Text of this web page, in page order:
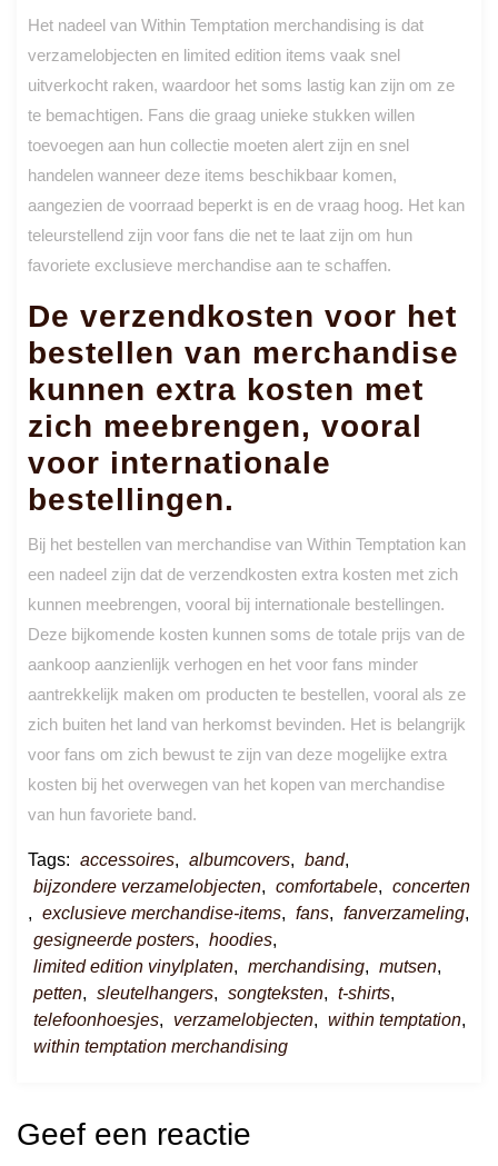
Het nadeel van Within Temptation merchandising is dat
verzamelobjecten en limited edition items vaak snel
uitverkocht raken, waardoor het soms lastig kan zijn om ze
te bemachtigen. Fans die graag unieke stukken willen
toevoegen aan hun collectie moeten alert zijn en snel
handelen wanneer deze items beschikbaar komen,
aangezien de voorraad beperkt is en de vraag hoog. Het kan
teleurstellend zijn voor fans die net te laat zijn om hun
favoriete exclusieve merchandise aan te schaffen.
De verzendkosten voor het
bestellen van merchandise
kunnen extra kosten met
zich meebrengen, vooral
voor internationale
bestellingen.
Bij het bestellen van merchandise van Within Temptation kan
een nadeel zijn dat de verzendkosten extra kosten met zich
kunnen meebrengen, vooral bij internationale bestellingen.
Deze bijkomende kosten kunnen soms de totale prijs van de
aankoop aanzienlijk verhogen en het voor fans minder
aantrekkelijk maken om producten te bestellen, vooral als ze
zich buiten het land van herkomst bevinden. Het is belangrijk
voor fans om zich bewust te zijn van deze mogelijke extra
kosten bij het overwegen van het kopen van merchandise
van hun favoriete band.
Tags: accessoires, albumcovers, band,
bijzondere verzamelobjecten, comfortabele, concerten
, exclusieve merchandise-items, fans, fanverzameling,
gesigneerde posters, hoodies,
limited edition vinylplaten, merchandising, mutsen,
petten, sleutelhangers, songteksten, t-shirts,
telefoonhoesjes, verzamelobjecten, within temptation,
within temptation merchandising
Geef een reactie